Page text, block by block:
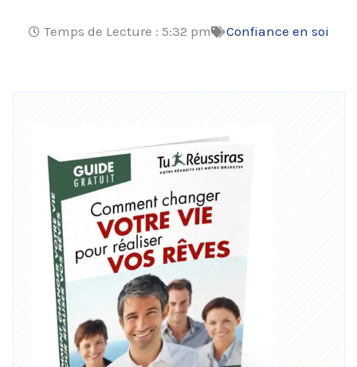
Temps de Lecture : 5:32 pm Confiance en soi